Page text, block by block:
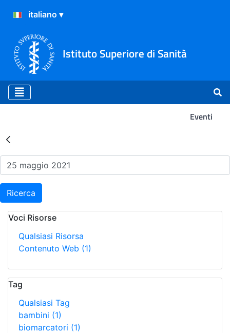
Istituto Superiore di Sanità
Eventi
Risultati della Ricerca -
Ricerca
Voci Risorse
Qualsiasi Risorsa
Contenuto Web (1)
Tag
Qualsiasi Tag
bambini (1)
biomarcatori (1)